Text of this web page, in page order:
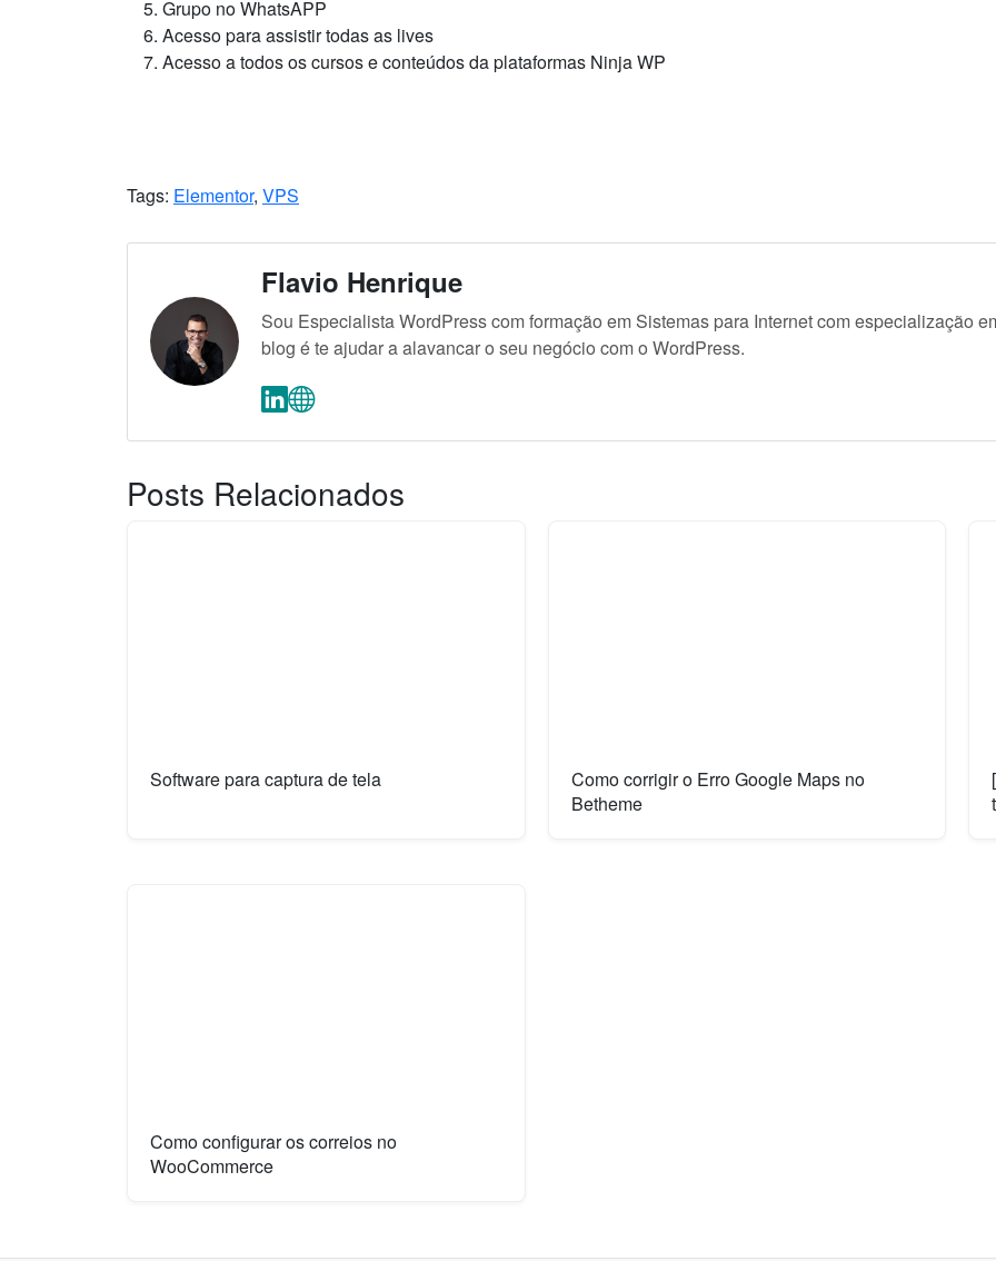
Grupo no WhatsAPP
Acesso para assistir todas as lives
Acesso a todos os cursos e conteúdos da plataformas Ninja WP
Tags: Elementor, VPS
Flavio Henrique
Sou Especialista WordPress com formação em Sistemas para Internet com especialização
blog é te ajudar a alavancar o seu negócio com o WordPress.
Posts Relacionados
Software para captura de tela
Como corrigir o Erro Google Maps no
Betheme
Como configurar os correios no
WooCommerce